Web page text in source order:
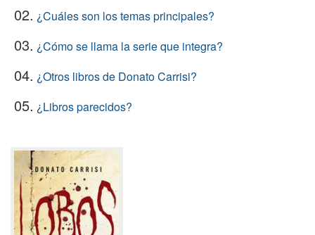
02. ¿Cuáles son los temas principales?
03. ¿Cómo se llama la serie que integra?
04. ¿Otros libros de Donato Carrisi?
05. ¿Libros parecidos?